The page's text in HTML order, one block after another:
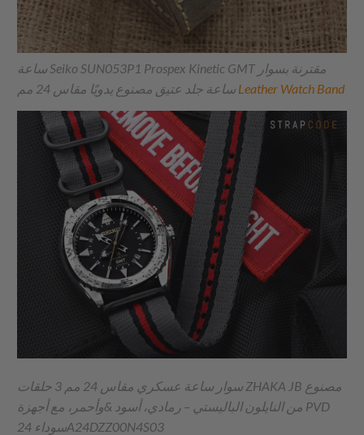
ساعة Seiko SUN053P1 Prospex Kinetic GMT مقترنة بسوار
Leather Watch Band
سوار ساعة عسكري مقاس 24 مم 3 حلقات ZHAKA JB مصنوع
من النايلون الباليستي – رمادي، أسود &وأحمر، مع أجهزة PVD
سوداء 24A24DZZ00N4S03